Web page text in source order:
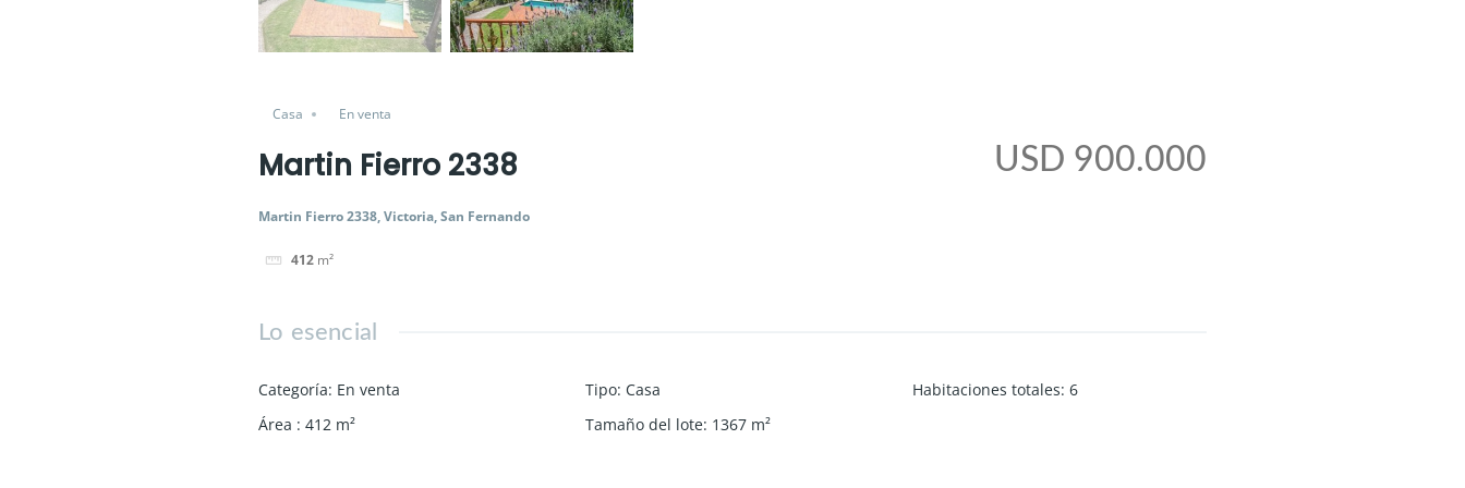
Casa En venta
Martin Fierro 2338
Martin Fierro 2338, Victoria, San Fernando
412 m²
USD 900.000
Lo esencial
Categoría: En venta Tipo: Casa Habitaciones totales: 6
Área : 412 m² Tamaño del lote: 1367 m²